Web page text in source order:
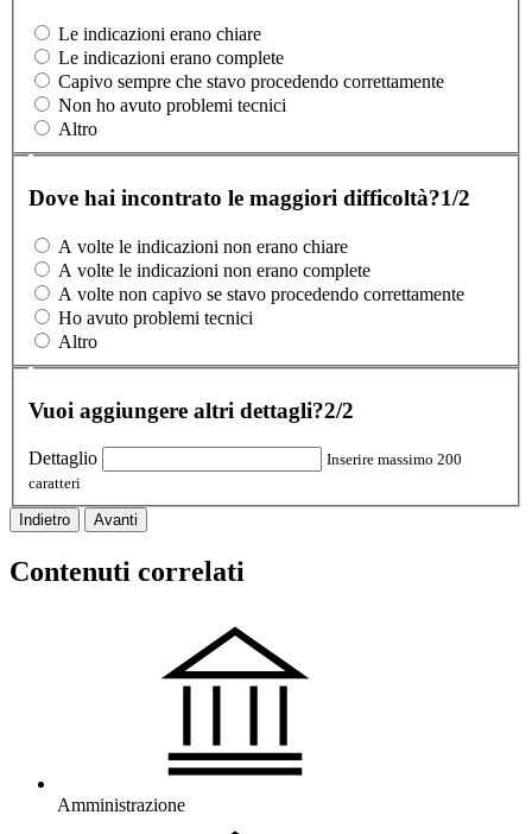
Le indicazioni erano chiare
Le indicazioni erano complete
Capivo sempre che stavo procedendo correttamente
Non ho avuto problemi tecnici
Altro
Dove hai incontrato le maggiori difficoltà?1/2
A volte le indicazioni non erano chiare
A volte le indicazioni non erano complete
A volte non capivo se stavo procedendo correttamente
Ho avuto problemi tecnici
Altro
Vuoi aggiungere altri dettagli?2/2
Dettaglio
Inserire massimo 200
caratteri
Indietro Avanti
Contenuti correlati
Amministrazione